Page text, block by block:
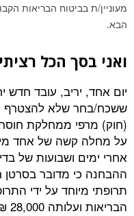
מעוניין/ת בביטוח הבריאות
הבא.
ואני בסך הכל
יום אחד, יריב, עובד
ששכח/בחר שלא להצטרף
(חוק) מרפי ממחלקת
על מחלה קשה של אחד
אחרי ימים ושבועות של
ההבחנה כי מדובר בסרטן
תרופתי מיוחד על ידי
הבריאות ועלותה 28,000 ₪ בחודש (מקרה אמיתי).